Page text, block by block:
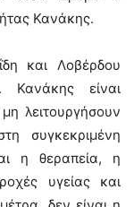
Κανάκης.
και Λοβέρδου
Κανάκης είναι
λειτουργήσουν
συγκεκριμένη
η θεραπεία, η
υγείας και